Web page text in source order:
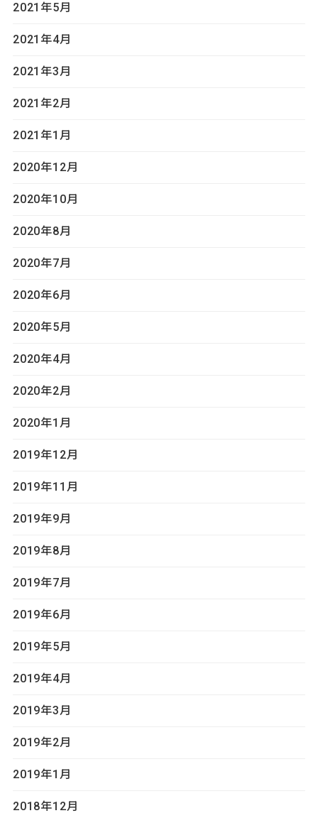
2021年5月
2021年4月
2021年3月
2021年2月
2021年1月
2020年12月
2020年10月
2020年8月
2020年7月
2020年6月
2020年5月
2020年4月
2020年2月
2020年1月
2019年12月
2019年11月
2019年9月
2019年8月
2019年7月
2019年6月
2019年5月
2019年4月
2019年3月
2019年2月
2019年1月
2018年12月